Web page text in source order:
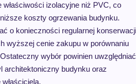
izolacyjne niż PVC, co
koszty ogrzewania budynku.
o konieczności regularnej konserwacji
wyższej cenie zakupu w porównaniu
wybór powinien uwzględniać
architektoniczny budynku oraz